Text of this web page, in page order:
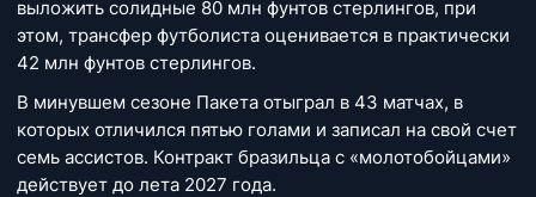
выложить солидные 80 млн фунтов стерлингов, при
этом, трансфер футболиста оценивается в практически
42 млн фунтов стерлингов.
В минувшем сезоне Пакета отыграл в 43 матчах, в
которых отличился пятью голами и записал на свой счет
семь ассистов. Контракт бразильца с «молотобойцами»
действует до лета 2027 года.